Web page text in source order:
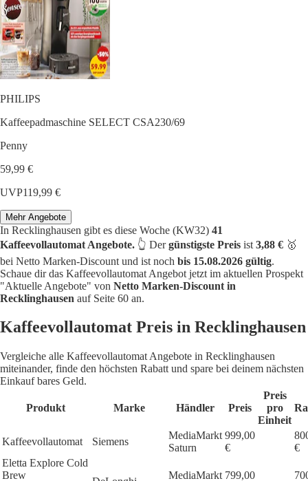
PHILIPS
Kaffeepadmaschine SELECT CSA230/69
Penny
59,99 €
UVP119,99 €
Mehr Angebote
In Recklinghausen gibt es diese Woche (KW32) 41
Kaffeevollautomat Angebote. 👆 Dergünstigste Preis ist 3,88 € 🥇
bei Netto Marken-Discount und ist noch bis 15.08.2026 gültig.
Schaue dir das Kaffeevollautomat Angebot jetzt im aktuellen Prospekt
"Aktuelle Angebote" von Netto Marken-Discount in
Recklinghausen auf Seite 60 an.
Kaffeevollautomat Preis in Recklinghausen
Vergleiche alle Kaffeevollautomat Angebote in Recklinghausen
miteinander, finde den höchsten Rabatt und spare bei deinem nächsten
Einkauf bares Geld.
Produkt Marke Händler Preis
Preis
pro
Einheit
Kaffeevollautomat Siemens
MediaMarkt
Saturn
999,00
€
€
Eletta Explore Cold
Brew
MediaMarkt 799,00